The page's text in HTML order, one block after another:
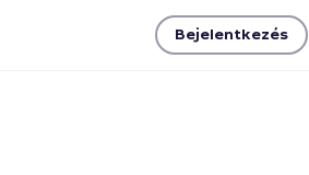
Bejelentkezés